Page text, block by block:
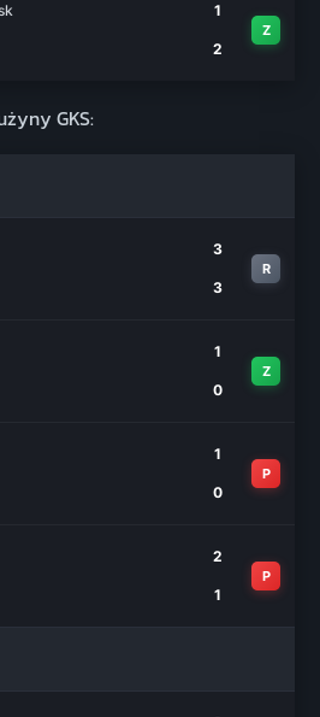
1
2
Z
GKS:
3
3
R
1
0
Z
1
0
P
2
1
P